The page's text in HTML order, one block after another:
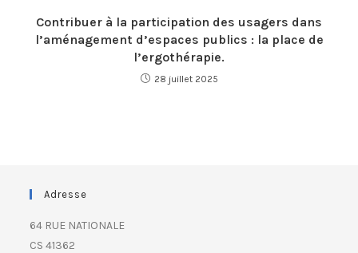
Contribuer à la participation des usagers dans
l’aménagement d’espaces publics : la place de
l’ergothérapie.
28 juillet 2025
Adresse
64 RUE NATIONALE
CS 41362